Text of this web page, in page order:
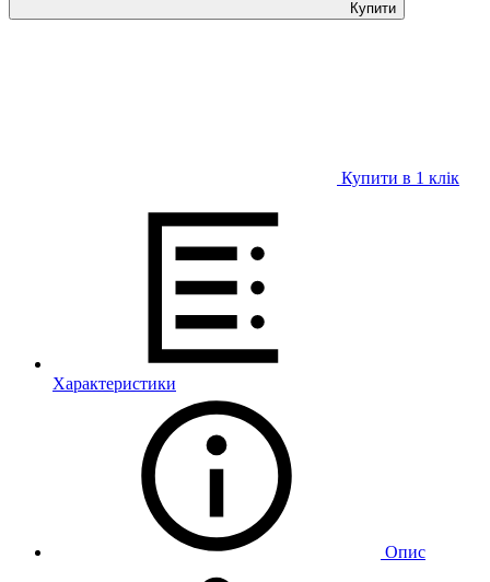
Купити
Купити в 1 клiк
Характеристики
Опис